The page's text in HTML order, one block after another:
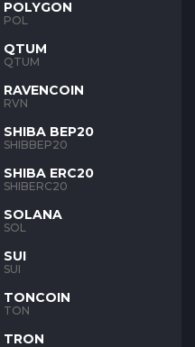
POLYGON
POL
QTUM
QTUM
RAVENCOIN
RVN
SHIBA BEP20
SHIBBEP20
SHIBA ERC20
SHIBERC20
SOLANA
SOL
SUI
SUI
TONCOIN
TON
TRON